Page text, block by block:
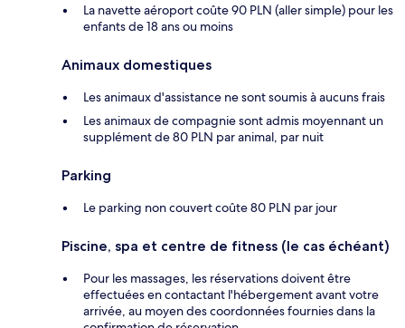
La navette aéroport coûte 90 PLN (aller simple) pour les
enfants de 18 ans ou moins
Animaux domestiques
Les animaux d'assistance ne sont soumis à aucuns frais
Les animaux de compagnie sont admis moyennant un
supplément de 80 PLN par animal, par nuit
Parking
Le parking non couvert coûte 80 PLN par jour
Piscine, spa et centre de fitness (le cas échéant)
Pour les massages, les réservations doivent être
effectuées en contactant l'hébergement avant votre
arrivée, au moyen des coordonnées fournies dans la